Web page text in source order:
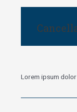
Lorem ipsum